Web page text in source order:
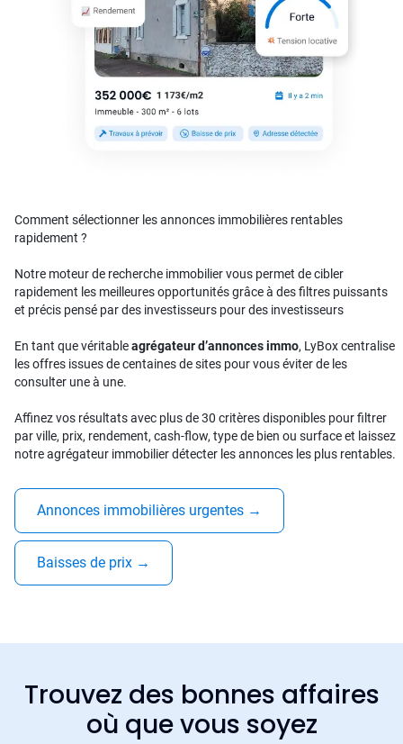
Comment sélectionner les annonces immobilières rentables
rapidement ?
Notre moteur de recherche immobilier vous permet de cibler
rapidement les meilleures opportunités grâce à des filtres puissants
et précis pensé par des investisseurs pour des investisseurs
En tant que véritableagrégateur d’annonces immo, LyBox centralise
les offres issues de centaines de sites pour vous éviter de les
consulter une à une.
Affinez vos résultats avec plus de 30 critères disponibles pour filtrer
par ville, prix, rendement, cash-flow, type de bien ou surface et laissez
notre agrégateur immobilier détecter les annonces les plus rentables.
Annonces immobilières urgentes →
Baisses de prix →
Trouvez des bonnes affaires
où que vous soyez